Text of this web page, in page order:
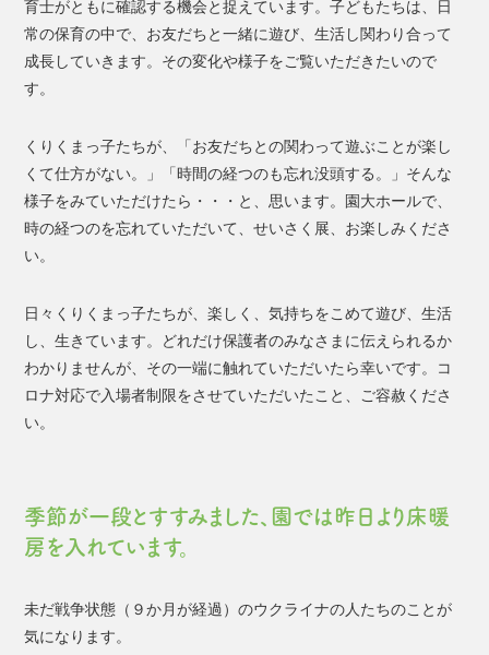
育士がともに確認する機会と捉えています。子どもたちは、日
常の保育の中で、お友だちと一緒に遊び、生活し関わり合って
成長していきます。その変化や様子をご覧いただきたいので
す。
くりくまっ子たちが、「お友だちとの関わって遊ぶことが楽し
くて仕方がない。」「時間の経つのも忘れ没頭する。」そんな
様子をみていただけたら・・・と、思います。園大ホールで、
時の経つのを忘れていただいて、せいさく展、お楽しみくださ
い。
日々くりくまっ子たちが、楽しく、気持ちをこめて遊び、生活
し、生きています。どれだけ保護者のみなさまに伝えられるか
わかりませんが、その一端に触れていただいたら幸いです。コ
ロナ対応で入場者制限をさせていただいたこと、ご容赦くださ
い。
季節が一段とすすみました、園では昨日より床暖
房を入れています。
未だ戦争状態（９か月が経過）のウクライナの人たちのことが
気になります。